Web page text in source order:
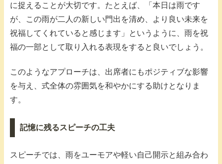
に捉えることが大切です。たとえば、「本日は雨です
が、この雨が二人の新しい門出を清め、より良い未来を
祝福してくれていると感じます」というように、雨を祝
福の一部として取り入れる表現をすると良いでしょう。
このようなアプローチは、出席者にもポジティブな影響
を与え、式全体の雰囲気を和やかにする助けとなりま
す。
記憶に残るスピーチの工夫
スピーチでは、雨をユーモアや軽い自己開示と組み合わ